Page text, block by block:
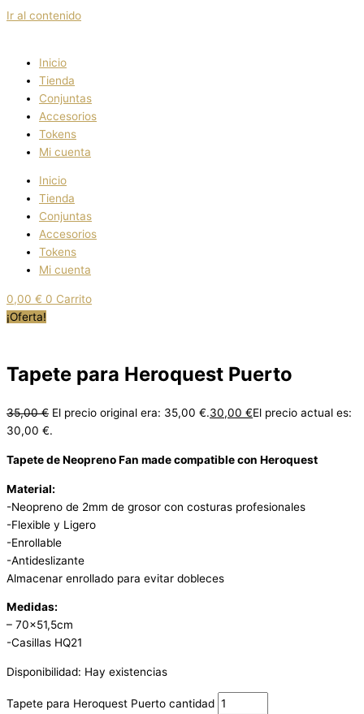
Ir al contenido
Inicio
Tienda
Conjuntas
Accesorios
Tokens
Mi cuenta
Inicio
Tienda
Conjuntas
Accesorios
Tokens
Mi cuenta
0,00 € 0 Carrito
¡Oferta!
Tapete para Heroquest Puerto
35,00€ El precio original era: 35,00 €.30,00 €El precio actual es:
30,00 €.
Tapete de Neopreno Fan made compatible con Heroquest
Material:
-Neopreno de 2mm de grosor con costuras profesionales
-Flexible y Ligero
-Enrollable
-Antideslizante
Almacenar enrollado para evitar dobleces
Medidas:
– 70×51,5cm
-Casillas HQ21
Disponibilidad: Hay existencias
Tapete para Heroquest Puerto cantidad